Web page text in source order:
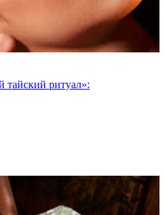
тайский ритуал»: